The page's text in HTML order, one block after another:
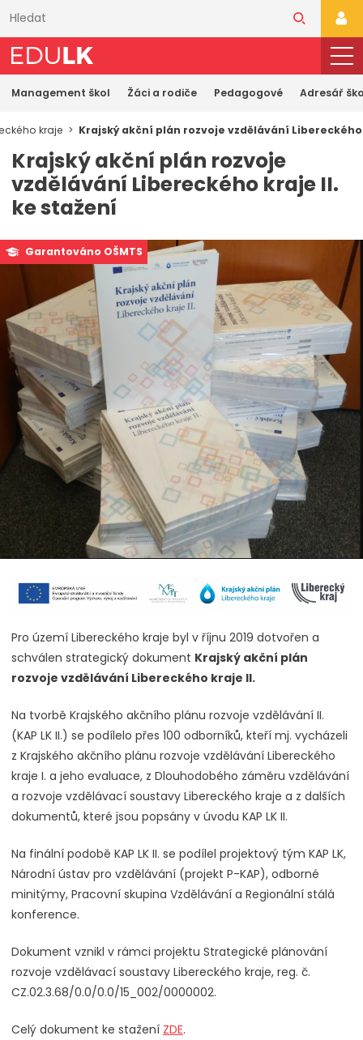
obsahu
Management škol Žáci a rodiče Pedagogové Adresář
kraje Krajský akční plán rozvoje vzdělávání
Krajský akční plán rozvoje
vzdělávání Libereckého kraje II.
ke stažení
Garantováno OŠMTS
Pro území Libereckého kraje byl v říjnu 2019 dotvořen a
schválen strategický dokument Krajský akční plán
rozvoje vzdělávání Libereckého kraje II.
Na tvorbě Krajského akčního plánu rozvoje vzdělávání II.
(KAP LK II.) se podílelo přes 100 odborníků, kteří mj. vycházeli
z Krajského akčního plánu rozvoje vzdělávání Libereckého
kraje I. a jeho evaluace, z Dlouhodobého záměru vzdělávání
a rozvoje vzdělávací soustavy Libereckého kraje a z dalších
dokumentů, které jsou popsány v úvodu KAP LK II.
Na finální podobě KAP LK II. se podílel projektový tým KAP LK,
Národní ústav pro vzdělávání (projekt P-KAP), odborné
minitýmy, Pracovní skupina Vzdělávání a Regionální stálá
konference.
Dokument vznikl v rámci projektu Strategické plánování
rozvoje vzdělávací soustavy Libereckého kraje, reg. č.
CZ.02.3.68/0.0/0.0/15_002/0000002.
Celý dokument ke stažení ZDE.